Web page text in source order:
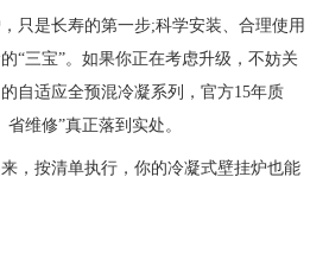
是长寿的第一步;科学安装、合理使用
“三宝”。如果你正在考虑升级，不妨关
自适应全预混冷凝系列，官方15年质
维修”真正落到实处。
按清单执行，你的冷凝式壁挂炉也能